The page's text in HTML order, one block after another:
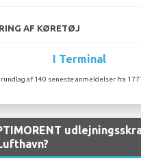
AF KØRETØJ
I Terminal
af 140 seneste anmeldelser fra